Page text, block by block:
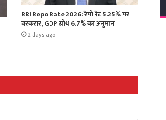
RBI Repo Rate 2026: रेपो रेट 5.25% पर
बरकरार, GDP ग्रोथ 6.7% का अनुमान
2 days ago